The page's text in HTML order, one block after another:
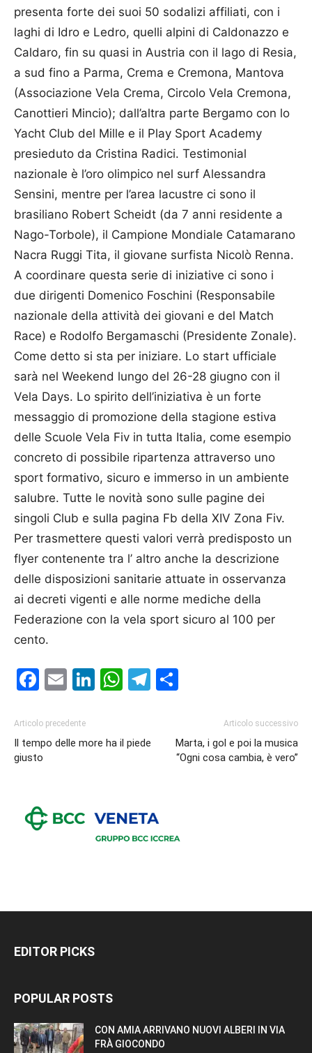
presenta forte dei suoi 50 sodalizi affiliati, con i
laghi di Idro e Ledro, quelli alpini di Caldonazzo e
Caldaro, fin su quasi in Austria con il lago di Resia,
a sud fino a Parma, Crema e Cremona, Mantova
(Associazione Vela Crema, Circolo Vela Cremona,
Canottieri Mincio); dall’altra parte Bergamo con lo
Yacht Club del Mille e il Play Sport Academy
presieduto da Cristina Radici. Testimonial
nazionale è l’oro olimpico nel surf Alessandra
Sensini, mentre per l’area lacustre ci sono il
brasiliano Robert Scheidt (da 7 anni residente a
Nago-Torbole), il Campione Mondiale Catamarano
Nacra Ruggi Tita, il giovane surfista Nicolò Renna.
A coordinare questa serie di iniziative ci sono i
due dirigenti Domenico Foschini (Responsabile
nazionale della attività dei giovani e del Match
Race) e Rodolfo Bergamaschi (Presidente Zonale).
Come detto si sta per iniziare. Lo start ufficiale
sarà nel Weekend lungo del 26-28 giugno con il
Vela Days. Lo spirito dell’iniziativa è un forte
messaggio di promozione della stagione estiva
delle Scuole Vela Fiv in tutta Italia, come esempio
concreto di possibile ripartenza attraverso uno
sport formativo, sicuro e immerso in un ambiente
salubre. Tutte le novità sono sulle pagine dei
singoli Club e sulla pagina Fb della XIV Zona Fiv.
Per trasmettere questi valori verrà predisposto un
flyer contenente tra l’ altro anche la descrizione
delle disposizioni sanitarie attuate in osservanza
ai decreti vigenti e alle norme mediche della
Federazione con la vela sport sicuro al 100 per
cento.
Facebook
EmailLinkedIn
WhatsApp
Telegram
Articolo precedente
Il tempo delle more ha il piede
giusto
Articolo successivo
Marta, i gol e poi la musica
“Ogni cosa cambia, è vero”
EDITOR PICKS
POPULAR POSTS
CON AMIA ARRIVANO NUOVI ALBERI IN VIA
FRÀ GIOCONDO